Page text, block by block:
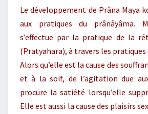
Le développement de Prâna Maya
aux pratiques du prânâyâma.
s’effectue par la pratique de la
(Pratyahara), à travers les pratiques
Alors qu’elle est la cause des
et à la soif, de l’agitation due
procure la satiété lorsqu’elle
Elle est aussi la cause des plaisirs